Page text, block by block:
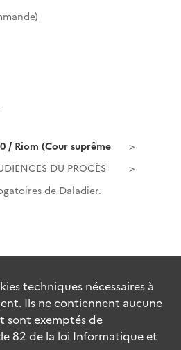
/ Riom (Cour suprême
DU PROCÈS
de Daladier.
techniques nécessaires à
Ils ne contiennent aucune
sont exemptés de
82 de la loi Informatique et